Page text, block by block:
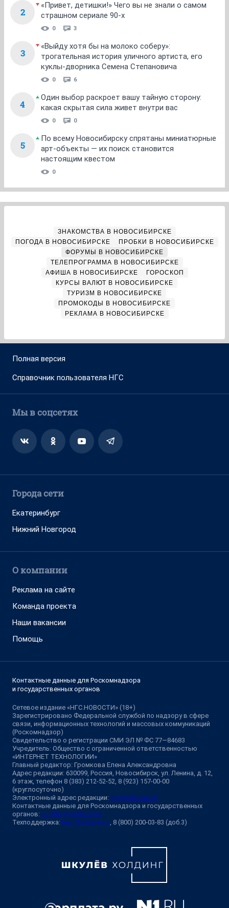
2
«Привет, детишки!» Чего вы не знали о самом
страшном сериале 90-х
0 3
3
«Выйду хотя бы на молоко соберу»:
трогательная история уличного артиста, его
куклы-дворника Семена Степановича
0 6
4
Один выбор раскроет вашу тайную сторону:
какая скрытая сила живет внутри вас
0 0
5
По всему Новосибирску спрятаны миниатюрные
арт-объекты — их поиск становится
настоящим квестом
0
ЗНАКОМСТВА В НОВОСИБИРСКЕ
ПОГОДА В НОВОСИБИРСКЕ
ПРОБКИ В НОВОСИБИРСКЕ
ФОРУМЫ В НОВОСИБИРСКЕ
ТЕЛЕПРОГРАММА В НОВОСИБИРСКЕ
АФИША В НОВОСИБИРСКЕ
ГОРОСКОП
КУРСЫ ВАЛЮТ В НОВОСИБИРСКЕ
ТУРИЗМ В НОВОСИБИРСКЕ
ПРОМОКОДЫ В НОВОСИБИРСКЕ
РЕКЛАМА В НОВОСИБИРСКЕ
Полная версия
Справочник пользователя НГС
Мы в соцсетях
Города сети
Екатеринбург
Нижний Новгород
О компании
Реклама на сайте
Команда проекта
Наши вакансии
Помощь
Контактные данные для Роскомнадзора
и государственных органов
Сетевое издание «НГС.НОВОСТИ» (18+)
Зарегистрировано Федеральной службой по надзору в сфере
связи, информационных технологий и массовых коммуникаций
(Роскомнадзор)
Свидетельство о регистрации СМИ ЭЛ № ФС 77—84683
Учредитель: Общество с ограниченной ответственностью
«ИНТЕРНЕТ ТЕХНОЛОГИИ»
Главный редактор: Громкова Елена Александровна
Адрес редакции: 630099, Россия, Новосибирск, ул. Ленина, д. 12,
6 этаж, телефон 8 (383) 212-52-52, 8 (923) 157-00-00
(круглосуточно)
Электронный адрес редакции: ngs@shkulev.ru
Контактные данные для Роскомнадзора и государственных
органов: juristnsk@shkulev.ru
Техподдержка: help@shkulev.ru, 8 (800) 200-03-83 (доб.3)